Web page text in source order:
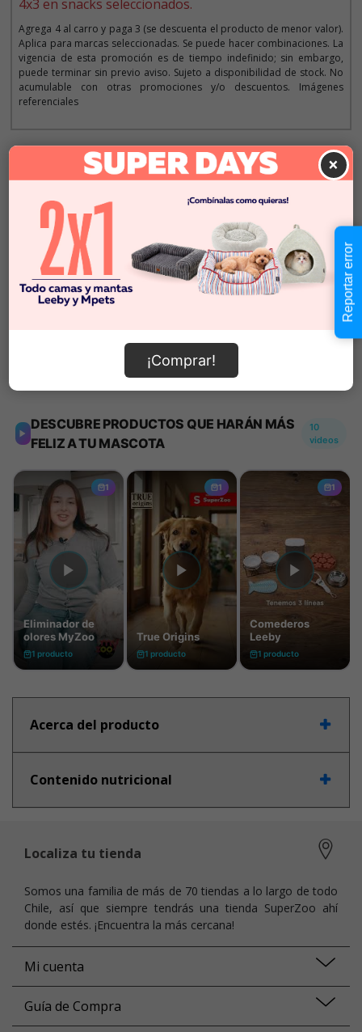
4x3 en snacks seleccionados.
Agrega 4 al carro y paga 3 (se descuenta el producto de menor valor).
Aplica para marcas seleccionadas. Se puede hacer combinaciones. La
vigencia de esta promoción es de tiempo indefinido; sin embargo,
puede terminar sin previo aviso. Sujeto a disponibilidad de stock. No
acumulable con otras promociones y/o descuentos. Imágenes
referenciales
Descripción
- +
$8.490
Este producto no está
disponible
Añadir al carrito
Información de envío
Acerca del producto
Contenido nutricional
×
¡Comprar!
Localiza tu tienda
Somos una familia de más de 70 tiendas a lo largo de todo
Chile, así que siempre tendrás una tienda SuperZoo ahí
donde estés. ¡Encuentra la más cercana!
Mi cuenta
Guía de Compra
Reportar error